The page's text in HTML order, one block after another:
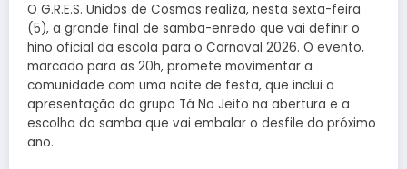
O G.R.E.S. Unidos de Cosmos realiza, nesta sexta-feira
(5), a grande final de samba-enredo que vai definir o
hino oficial da escola para o Carnaval 2026. O evento,
marcado para as 20h, promete movimentar a
comunidade com uma noite de festa, que inclui a
apresentação do grupo Tá No Jeito na abertura e a
escolha do samba que vai embalar o desfile do próximo
ano.